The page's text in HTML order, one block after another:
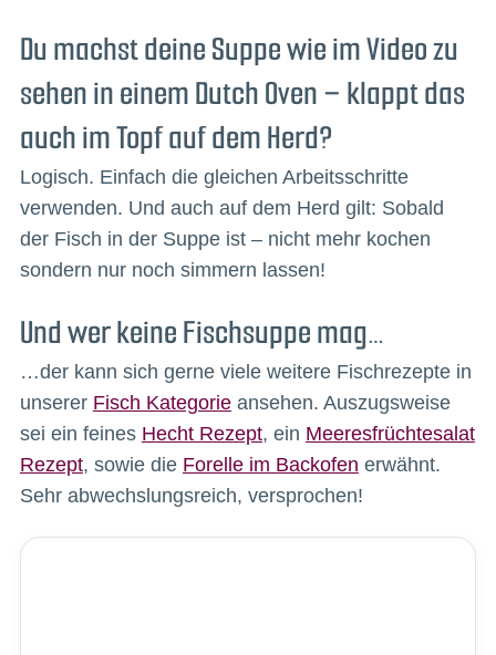
Du machst deine Suppe wie im Video zu
sehen in einem Dutch Oven – klappt das
auch im Topf auf dem Herd?
Logisch. Einfach die gleichen Arbeitsschritte
verwenden. Und auch auf dem Herd gilt: Sobald
der Fisch in der Suppe ist – nicht mehr kochen
sondern nur noch simmern lassen!
Und wer keine Fischsuppe mag…
…der kann sich gerne viele weitere Fischrezepte in
unserer Fisch Kategorieansehen. Auszugsweise
sei ein feines Hecht Rezept, ein Meeresfrüchtesalat
Rezept, sowie die Forelle im Backofen erwähnt.
Sehr abwechslungsreich, versprochen!